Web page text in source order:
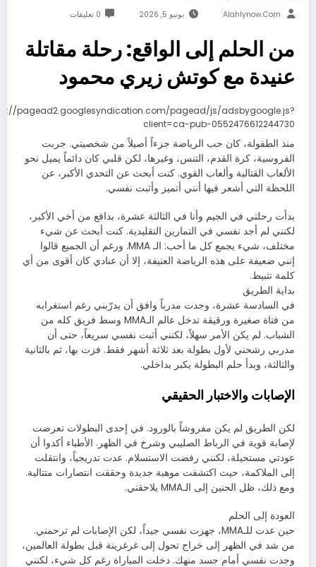
Alahlynow.com يونيو 5, 2026 0 تعليقات
من الحلم إلى الواقع: رحلة مقاتلة
عنيدة مع كوتش زيري محمود
pagead2.googlesyndication.com/pagead/js/adsbygoogle.js?
client=ca-pub-0552476612244730
منذ الطفولة، كان حب الرياضة جزءاً أصيلاً من شخصيتي. جربت
الفروسية، كرة القدم، التنس، وغيرها، لكن قلبي كان دائماً يميل نحو
الألعاب القتالية وألعاب القوي. كنت أبحث عن التحدي الأكبر، عن
اللحظة التي أشعر فيها أنني أتميز وأثبت نفسي.
بدأت رحلتي في الجيم وأنا في الثالثة عشرة، بدافع من أخي الأكبر،
لكنني لم أجد نفسي في التمارين التقليدية. كنت أبحث عن شيء
مختلف، شيء يجمع كل ما أحب: الـ MMA. ورغم أن الجميع قالوا
إنني ضعيفة على هذه الرياضة العنيفة، إلا أن عنادي كان أقوى من أي
كلمة تثبيط.
بداية الطريق
في السادسة عشرة، وجدت مدرباً وافق أن يدرّبني رغم استغرابه
من فتاة صغيرة ورقيقة تدخل عالم الـMMA وسط فريق كله من
الشباب. لم يكن الأمر سهلاً، لكنني أثبت نفسي سريعاً، حتى أن
مدربي رشحني لأول بطولة بعد ثلاثة أشهر فقط. فزت بها، ثم بالثانية
والثالثة، وبدأ حلم البطولة يكبر بداخلي.
الإصابات والاختبار الحقيقي
لكن الطريق لم يكن مفروشاً بالورود. في إحدى البطولات تعرضت
لإصابة قوية في الرباط الصليبي وشرخ في الظهر. الأطباء أكدوا أن
عودتي مستحيلة، لكنني رفضت الاستسلام. عدت تدريجياً، وانتقلت
إلى الملاكمة، حيث اكتشفت موهبة جديدة وحققت انتصارات متتالية.
ومع ذلك، ظل الحنين إلى الـMMA يلاحقني.
العودة إلى الحلم
حين عدت للـMMA، جهزت نفسي جيداً، لكن الإصابات لم ترحمني.
من شد في الظهر إلى خراج تحول إلى غرغرينة قبل بطولة العالمين،
وجدت نفسي أمام جسد منهك. دخلت المباراة رغم كل شيء، لكنني